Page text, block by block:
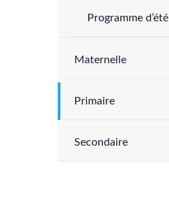
Programme d’été
Maternelle
Primaire
Secondaire